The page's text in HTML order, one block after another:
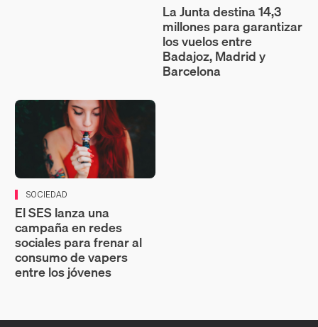
La Junta destina 14,3
millones para garantizar
los vuelos entre
Badajoz, Madrid y
Barcelona
SOCIEDAD
El SES lanza una
campaña en redes
sociales para frenar al
consumo de vapers
entre los jóvenes